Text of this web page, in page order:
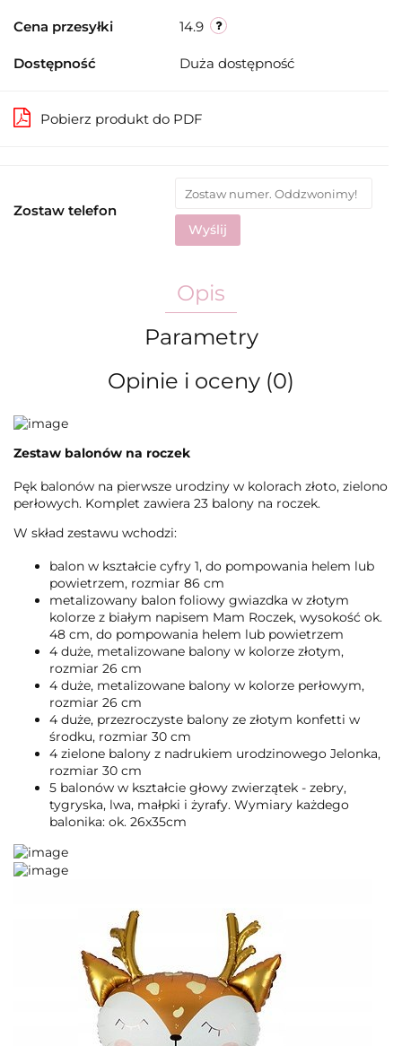
Cena przesyłki 14.9
Dostępność Duża dostępność
Pobierz produkt do PDF
Zostaw telefon
Wyślij
Opis
Parametry
Opinie i oceny (0)
Zestaw balonów na roczek
Pęk balonów na pierwsze urodziny w kolorach złoto, zielono
perłowych. Komplet zawiera 23 balony na roczek.
W skład zestawu wchodzi:
balon w kształcie cyfry 1, do pompowania helem lub
powietrzem, rozmiar 86 cm
metalizowany balon foliowy gwiazdka w złotym
kolorze z białym napisem Mam Roczek, wysokość ok.
48 cm, do pompowania helem lub powietrzem
4 duże, metalizowane balony w kolorze złotym,
rozmiar 26 cm
4 duże, metalizowane balony w kolorze perłowym,
rozmiar 26 cm
4 duże, przezroczyste balony ze złotym konfetti w
środku, rozmiar 30 cm
4 zielone balony z nadrukiem urodzinowego Jelonka,
rozmiar 30 cm
5 balonów w kształcie głowy zwierzątek - zebry,
tygryska, lwa, małpki i żyrafy. Wymiary każdego
balonika: ok. 26x35cm